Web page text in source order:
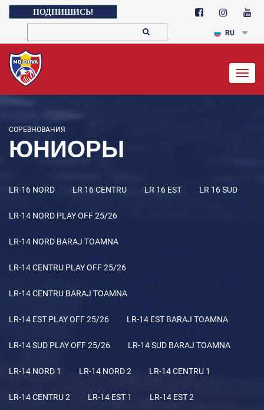
ПОДПИШИСЬ!
RU
СОРЕВНОВАНИЯ
ЮНИОРЫ
LR-16 NORD LR 16 CENTRU LR 16 EST LR 16 SUD
LR-14 NORD PLAY OFF 25/26
LR-14 NORD BARAJ TOAMNA
LR-14 CENTRU PLAY OFF 25/26
LR-14 CENTRU BARAJ TOAMNA
LR-14 EST PLAY OFF 25/26 LR-14 EST BARAJ TOAMNA
LR-14 SUD PLAY OFF 25/26 LR-14 SUD BARAJ TOAMNA
LR-14 NORD 1 LR-14 NORD 2 LR-14 CENTRU 1
LR-14 CENTRU 2 LR-14 EST 1 LR-14 EST 2